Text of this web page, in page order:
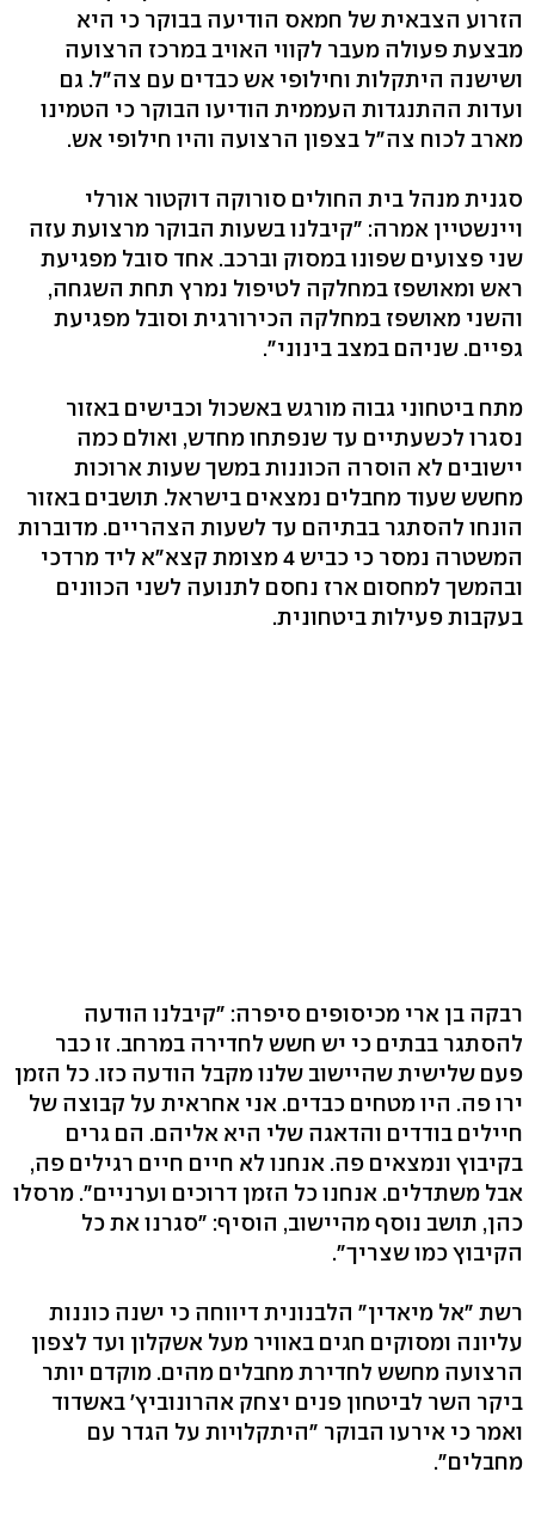
הזרוע הצבאית של חמאס הודיעה בבוקר כי היא
מבצעת פעולה מעבר לקווי האויב במרכז הרצועה
ושישנה היתקלות וחילופי אש כבדים עם צה"ל. גם
ועדות ההתנגדות העממית הודיעו הבוקר כי הטמינו
מארב לכוח צה"ל בצפון הרצועה והיו חילופי אש.
סגנית מנהל בית החולים סורוקה דוקטור אורלי
ויינשטיין אמרה: "קיבלנו בשעות הבוקר מרצועת עזה
שני פצועים שפונו במסוק וברכב. אחד סובל מפגיעת
ראש ומאושפז במחלקה לטיפול נמרץ תחת השגחה,
והשני מאושפז במחלקה הכירורגית וסובל מפגיעת
גפיים. שניהם במצב בינוני".
מתח ביטחוני גבוה מורגש באשכול וכבישים באזור
נסגרו לכשעתיים עד שנפתחו מחדש, ואולם כמה
יישובים לא הוסרה הכוננות במשך שעות ארוכות
מחשש שעוד מחבלים נמצאים בישראל. תושבים באזור
הונחו להסתגר בבתיהם עד לשעות הצהריים. מדוברות
המשטרה נמסר כי כביש 4 מצומת קצא"א ליד מרדכי
ובהמשך למחסום ארז נחסם לתנועה לשני הכוונים
בעקבות פעילות ביטחונית.
רבקה בן ארי מכיסופים סיפרה: "קיבלנו הודעה
להסתגר בבתים כי יש חשש לחדירה במרחב. זו כבר
פעם שלישית שהיישוב שלנו מקבל הודעה כזו. כל הזמן
ירו פה. היו מטחים כבדים. אני אחראית על קבוצה של
חיילים בודדים והדאגה שלי היא אליהם. הם גרים
בקיבוץ ונמצאים פה. אנחנו לא חיים חיים רגילים פה,
אבל משתדלים. אנחנו כל הזמן דרוכים וערניים". מרסלו
כהן, תושב נוסף מהיישוב, הוסיף: "סגרנו את כל
הקיבוץ כמו שצריך".
רשת "אל מיאדין" הלבנונית דיווחה כי ישנה כוננות
עליונה ומסוקים חגים באוויר מעל אשקלון ועד לצפון
הרצועה מחשש לחדירת מחבלים מהים. מוקדם יותר
ביקר השר לביטחון פנים יצחק אהרונוביץ' באשדוד
ואמר כי אירעו הבוקר "היתקלויות על הגדר עם
מחבלים".